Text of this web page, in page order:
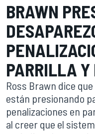
BRAWN
PARRILLA Y
Ross Brawn dice
están presionando
penalizaciones en
al creer que el